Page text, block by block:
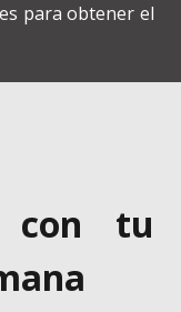
para obtener el
con tu